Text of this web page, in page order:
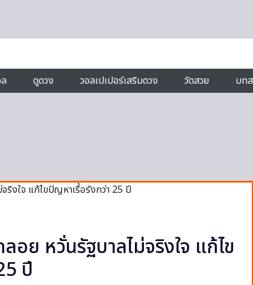
ดูดวง วอลเปเปอร์เสริมดวง วัดสวย บท
อย หวั่นรัฐบาลไม่จริงใจ แก้ไข
ปี